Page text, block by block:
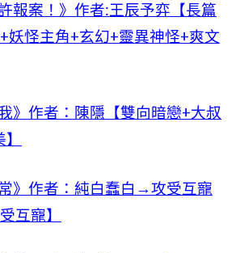
報案！》作者:王辰予弈【長篇
妖怪主角+玄幻+靈異神怪+爽文
》作者：陳隱【雙向暗戀+大叔
》作者：純白蠢白→攻受互寵
互寵】